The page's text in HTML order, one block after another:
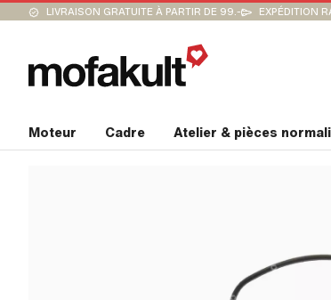
LIVRAISON GRATUITE À PARTIR DE 99.- EXPÉDITION
Moteur Cadre Atelier & pièces